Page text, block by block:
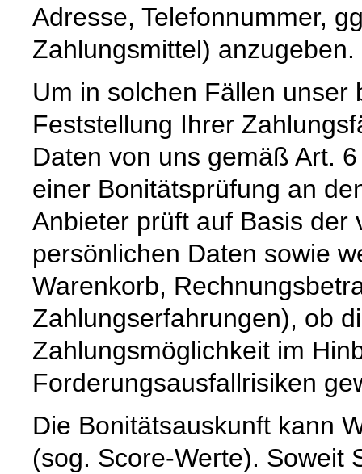
Adresse, Telefonnummer,
Zahlungsmittel) anzugeben.
Um in solchen Fällen
Feststellung Ihrer
Daten von uns gemäß Art.
einer Bonitätsprüfung an
Anbieter prüft auf Basis der
persönlichen Daten sowie
Warenkorb,
Zahlungserfahrungen), ob
Zahlungsmöglichkeit im
Forderungsausfallrisiken
Die Bonitätsauskunft kann
(sog. Score-Werte). Soweit